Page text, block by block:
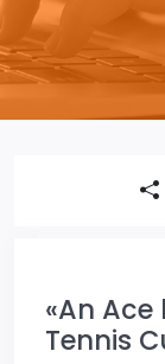
«An Ace
Tennis